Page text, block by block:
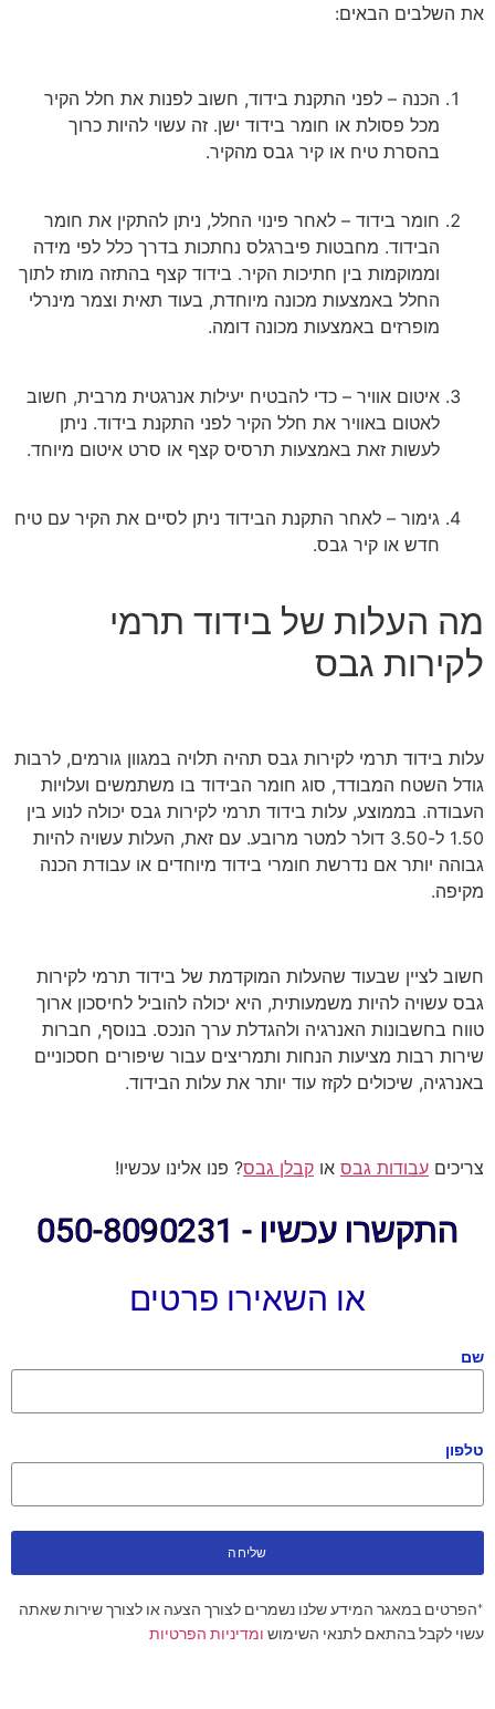
את השלבים הבאים:
הכנה – לפני התקנת בידוד, חשוב לפנות את חלל הקיר
מכל פסולת או חומר בידוד ישן. זה עשוי להיות כרוך
בהסרת טיח או קיר גבס מהקיר.
חומר בידוד – לאחר פינוי החלל, ניתן להתקין את חומר
הבידוד. מחבטות פיברגלס נחתכות בדרך כלל לפי מידה
וממוקמות בין חתיכות הקיר. בידוד קצף בהתזה מותז לתוך
החלל באמצעות מכונה מיוחדת, בעוד תאית וצמר מינרלי
מופרזים באמצעות מכונה דומה.
איטום אוויר – כדי להבטיח יעילות אנרגטית מרבית, חשוב
לאטום באוויר את חלל הקיר לפני התקנת בידוד. ניתן
לעשות זאת באמצעות תרסיס קצף או סרט איטום מיוחד.
גימור – לאחר התקנת הבידוד ניתן לסיים את הקיר עם טיח
חדש או קיר גבס.
מה העלות של בידוד תרמי
לקירות גבס
עלות בידוד תרמי לקירות גבס תהיה תלויה במגוון גורמים, לרבות
גודל השטח המבודד, סוג חומר הבידוד בו משתמשים ועלויות
העבודה. בממוצע, עלות בידוד תרמי לקירות גבס יכולה לנוע בין
1.50 ל-3.50 דולר למטר מרובע. עם זאת, העלות עשויה להיות
גבוהה יותר אם נדרשת חומרי בידוד מיוחדים או עבודת הכנה
מקיפה.
חשוב לציין שבעוד שהעלות המוקדמת של בידוד תרמי לקירות
גבס עשויה להיות משמעותית, היא יכולה להוביל לחיסכון ארוך
טווח בחשבונות האנרגיה ולהגדלת ערך הנכס. בנוסף, חברות
שירות רבות מציעות הנחות ותמריצים עבור שיפורים חסכוניים
באנרגיה, שיכולים לקזז עוד יותר את עלות הבידוד.
צריכים עבודות גבס או קבלן גבס? פנו אלינו עכשיו!
התקשרו עכשיו - 050-8090231
או השאירו פרטים
שם
טלפון
שליחה
*הפרטים במאגר המידע שלנו נשמרים לצורך הצעה או לצורך שירות שאתה
עשוי לקבל בהתאם לתנאי השימוש ומדיניות הפרטיות